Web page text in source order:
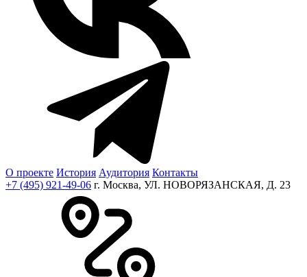
О проекте История Аудитория Контакты
+7 (495) 921-49-06 г. Москва, УЛ. НОВОРЯЗАНСКАЯ, Д. 23